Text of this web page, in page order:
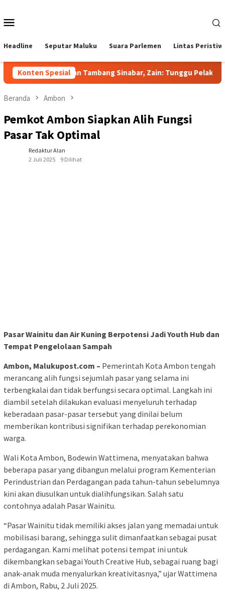
konten
Headline Seputar Maluku Suara Parlemen Lintas
Konten Spesial
Jawab Sorotan Tambang Sinabar, Zain: Tunggu
Beranda Ambon
Pemkot Ambon Siapkan Alih Fungsi
Pasar Tak Optimal
Redaktur Alan
2 Juli 2025
9 Dilihat
Pasar Wainitu dan Air Kuning Berpotensi Jadi Youth Hub dan
Tempat Pengelolaan Sampah
Ambon, Malukupost.com – Pemerintah Kota Ambon tengah
merancang alih fungsi sejumlah pasar yang selama ini
terbengkalai dan tidak berfungsi secara optimal. Langkah ini
diambil setelah dilakukan evaluasi menyeluruh terhadap
keberadaan pasar-pasar tersebut yang dinilai belum
memberikan kontribusi signifikan terhadap perekonomian
warga.
Wali Kota Ambon, Bodewin Wattimena, menyatakan bahwa
beberapa pasar yang dibangun melalui program Kementerian
Perindustrian dan Perdagangan pada tahun-tahun sebelumnya
kini akan diusulkan untuk dialihfungsikan. Salah satu
contohnya adalah Pasar Wainitu.
“Pasar Wainitu tidak memiliki akses jalan yang memadai untuk
mobilisasi barang, sehingga sulit dimanfaatkan sebagai pusat
perdagangan. Kami melihat potensi tempat ini untuk
dikembangkan sebagai Youth Creative Hub, sebagai ruang bagi
anak-anak muda menyalurkan kreativitasnya,” ujar Wattimena
di Ambon, Rabu, 2 Juli 2025.